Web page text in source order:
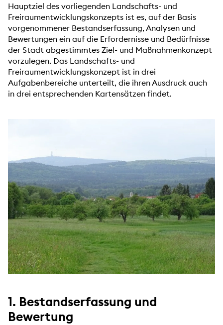
Hauptziel des vorliegenden Landschafts- und
Freiraumentwicklungskonzepts ist es, auf der Basis
vorgenommener Bestandserfassung, Analysen und
Bewertungen ein auf die Erfordernisse und Bedürfnisse
der Stadt abgestimmtes Ziel- und Maßnahmenkonzept
vorzulegen. Das Landschafts- und
Freiraumentwicklungskonzept ist in drei
Aufgabenbereiche unterteilt, die ihren Ausdruck auch
in drei entsprechenden Kartensätzen findet.
1. Bestandserfassung und
Bewertung